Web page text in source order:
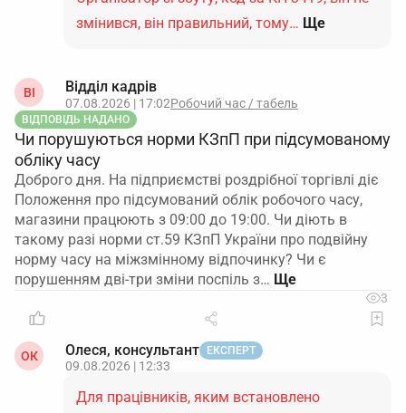
змінився, він правильний, тому… Ще
ВІ Відділ кадрів
07.08.2026 | 17:02Робочий час / табель
ВІДПОВІДЬ НАДАНО
Чи порушуються норми КЗпП при підсумованому
обліку часу
Доброго дня. На підприємстві роздрібної торгівлі діє
Положення про підсумований облік робочого часу,
магазини працюють з 09:00 до 19:00. Чи діють в
такому разі норми ст.59 КЗпП України про подвійну
норму часу на міжзмінному відпочинку? Чи є
порушенням дві-три зміни поспіль з…
3
ОК Олеся, консультант ЕКСПЕРТ
09.08.2026 | 12:33
Для працівників, яким встановлено